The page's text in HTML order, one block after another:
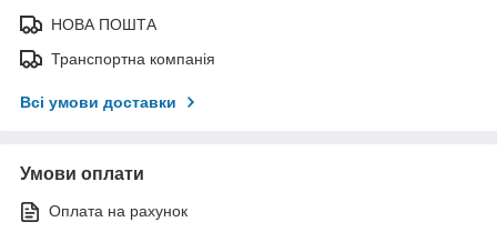
НОВА ПОШТА
Транспортна компанія
Всі умови доставки
Умови оплати
Оплата на рахунок